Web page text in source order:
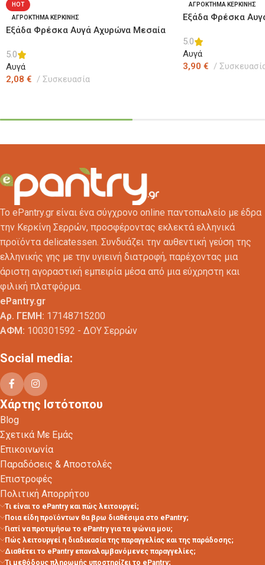
HOT
ΑΓΡΟΚΤΗΜΑ ΚΕΡΚΙΝΗΣ
Εξάδα Φρέσκα Αυγά Αχυρώνα Μεσαία
5.0
Αυγά
2,08 € Συσκευασία
ΑΓΡΟΚΤΗΜΑ ΚΕΡΚΙΝΗΣ
Εξάδα Φρέσκα
5.0
Αυγά
3,90 €
Το ePantry.gr είναι ένα σύγχρονο online παντοπωλείο με έδρα
την Κερκίνη Σερρών, προσφέροντας εκλεκτά ελληνικά
προϊόντα delicatessen. Συνδυάζει την αυθεντική γεύση της
ελληνικής γης με την υγιεινή διατροφή, παρέχοντας μια
άριστη αγοραστική εμπειρία μέσα από μια εύχρηστη και
φιλική πλατφόρμα.
ePantry.gr
Αρ. ΓΕΜΗ: 17148715200
ΑΦΜ: 100301592 - ΔΟΥ Σερρών
Social media:
Χάρτης Ιστότοπου
Blog
Σχετικά Με Εμάς
Επικοινωνία
Παραδόσεις & Αποστολές
Επιστροφές
Πολιτική Απορρήτου
Τι είναι το ePantry και πώς λειτουργεί;
Ποια είδη προϊόντων θα βρω διαθέσιμα στο ePantry;
Γιατί να προτιμήσω το ePantry για τα ψώνια μου;
Πώς λειτουργεί η διαδικασία της παραγγελίας και της παράδοσης;
Διαθέτει το ePantry επαναλαμβανόμενες παραγγελίες;
Τι μεθόδους πληρωμής υποστηρίζει το ePantry;